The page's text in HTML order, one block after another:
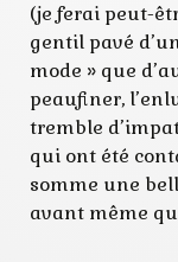
(je ferai peut-
gentil pavé
mode » que
peaufiner,
tremble
qui ont été
somme une
avant même